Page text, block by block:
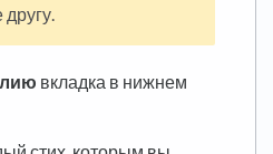
другу.
вкладка в нижнем